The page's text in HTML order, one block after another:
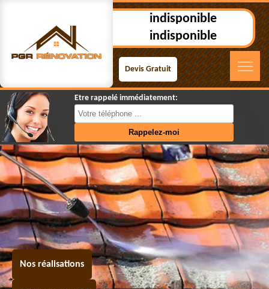
indisponible
indisponible
Devis Gratuit
Etre rappelé immédiatement:
Nos réalisations